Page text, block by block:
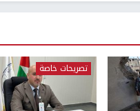
تصريحات خاصة